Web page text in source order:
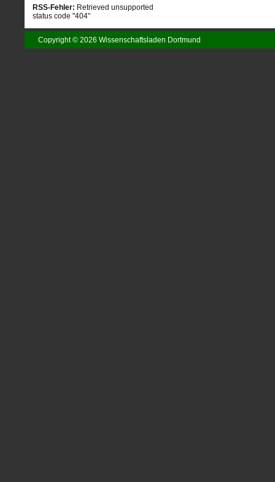
RSS-Fehler: Retrieved unsupported
status code "404"
Copyright © 2026 Wissenschaftsladen Dortmund